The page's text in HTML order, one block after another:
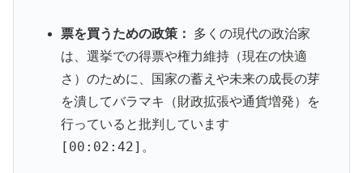
票を買うための政策：
多くの現代の政治家
は、選挙での得票や権力維持（現在の快適
さ）のために、国家の蓄えや未来の成長の芽
を潰してバラマキ（財政拡張や通貨増発）を
行っていると批判しています
[00:02:42] 。